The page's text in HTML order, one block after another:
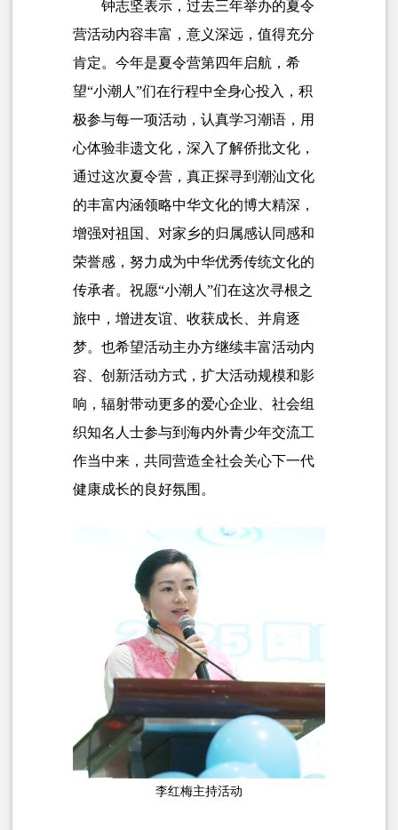
钟志坚表示，过去三年举办的夏令
营活动内容丰富，意义深远，值得充分
肯定。今年是夏令营第四年启航，希
望“小潮人”们在行程中全身心投入，积
极参与每一项活动，认真学习潮语，用
心体验非遗文化，深入了解侨批文化，
通过这次夏令营，真正探寻到潮汕文化
的丰富内涵领略中华文化的博大精深，
增强对祖国、对家乡的归属感认同感和
荣誉感，努力成为中华优秀传统文化的
传承者。祝愿“小潮人”们在这次寻根之
旅中，增进友谊、收获成长、并肩逐
梦。也希望活动主办方继续丰富活动内
容、创新活动方式，扩大活动规模和影
响，辐射带动更多的爱心企业、社会组
织知名人士参与到海内外青少年交流工
作当中来，共同营造全社会关心下一代
健康成长的良好氛围。
李红梅主持活动